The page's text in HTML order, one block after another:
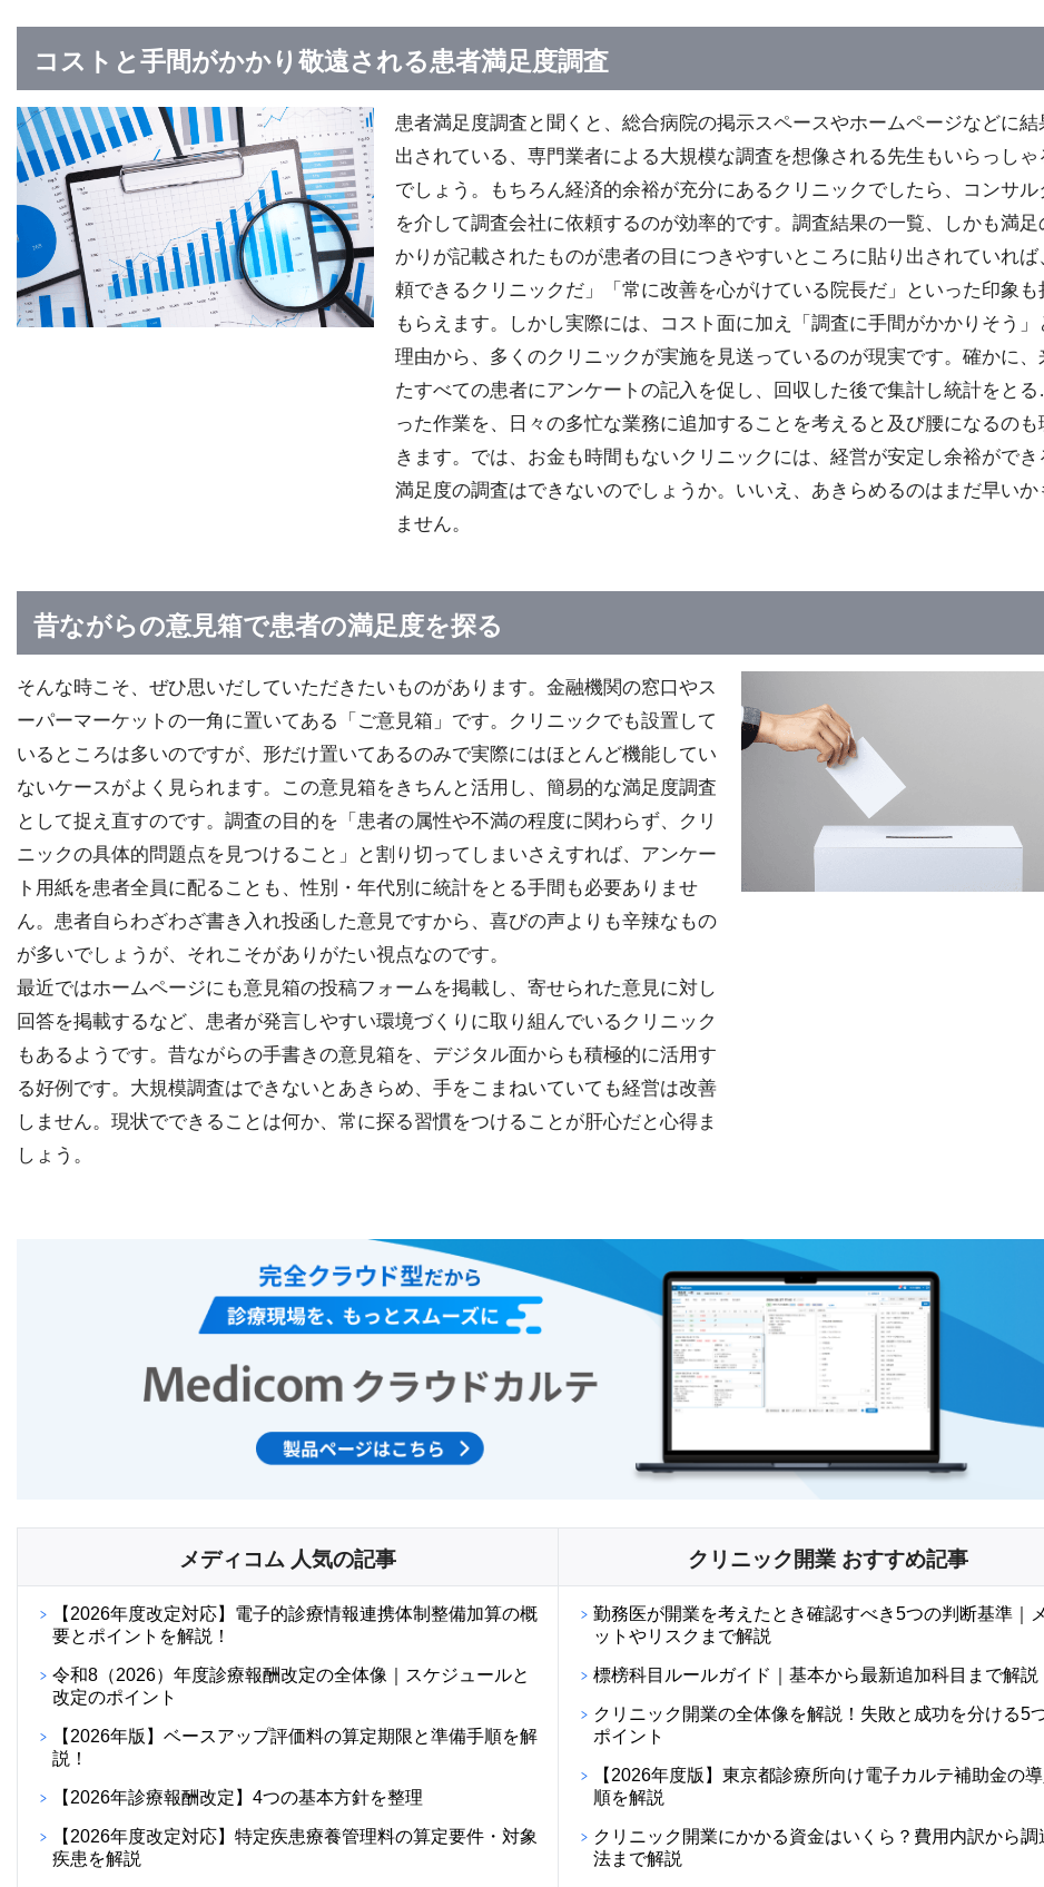
コストと手間がかかり敬遠される患者満足度調査
患者満足度調査と聞くと、総合病院の掲示スペースやホームページなどに結
出されている、専門業者による大規模な調査を想像される先生もいらっしゃ
でしょう。もちろん経済的余裕が充分にあるクリニックでしたら、コンサル
を介して調査会社に依頼するのが効率的です。調査結果の一覧、しかも満足
かりが記載されたものが患者の目につきやすいところに貼り出されていれば
頼できるクリニックだ」「常に改善を心がけている院長だ」といった印象も
もらえます。しかし実際には、コスト面に加え「調査に手間がかかりそう」
理由から、多くのクリニックが実施を見送っているのが現実です。確かに、
たすべての患者にアンケートの記入を促し、回収した後で集計し統計をと
った作業を、日々の多忙な業務に追加することを考えると及び腰になるのも
きます。では、お金も時間もないクリニックには、経営が安定し余裕ができ
満足度の調査はできないのでしょうか。いいえ、あきらめるのはまだ早いか
ません。
昔ながらの意見箱で患者の満足度を探る
そんな時こそ、ぜひ思いだしていただきたいものがあります。金融機関の窓口やス
ーパーマーケットの一角に置いてある「ご意見箱」です。クリニックでも設置して
いるところは多いのですが、形だけ置いてあるのみで実際にはほとんど機能してい
ないケースがよく見られます。この意見箱をきちんと活用し、簡易的な満足度調査
として捉え直すのです。調査の目的を「患者の属性や不満の程度に関わらず、クリ
ニックの具体的問題点を見つけること」と割り切ってしまいさえすれば、アンケー
ト用紙を患者全員に配ることも、性別・年代別に統計をとる手間も必要ありませ
ん。患者自らわざわざ書き入れ投函した意見ですから、喜びの声よりも辛辣なもの
が多いでしょうが、それこそがありがたい視点なのです。
最近ではホームページにも意見箱の投稿フォームを掲載し、寄せられた意見に対し
回答を掲載するなど、患者が発言しやすい環境づくりに取り組んでいるクリニック
もあるようです。昔ながらの手書きの意見箱を、デジタル面からも積極的に活用す
る好例です。大規模調査はできないとあきらめ、手をこまねいていても経営は改善
しません。現状でできることは何か、常に探る習慣をつけることが肝心だと心得ま
しょう。
メディコム 人気の記事
【2026年度改定対応】電子的診療情報連携体制整備加算の概
要とポイントを解説！
令和8（2026）年度診療報酬改定の全体像｜スケジュールと
改定のポイント
【2026年版】ベースアップ評価料の算定期限と準備手順を解
説！
【2026年診療報酬改定】4つの基本方針を整理
【2026年度改定対応】特定疾患療養管理料の算定要件・対象
疾患を解説
クリニック開業 おすすめ記事
勤務医が開業を考えたとき確認すべき5つの判断基準｜
ットやリスクまで解説
標榜科目ルールガイド｜基本から最新追加科目まで解説
クリニック開業の全体像を解説！失敗と成功を分ける5
ポイント
【2026年度版】東京都診療所向け電子カルテ補助金の
順を解説
クリニック開業にかかる資金はいくら？費用内訳から調
法まで解説